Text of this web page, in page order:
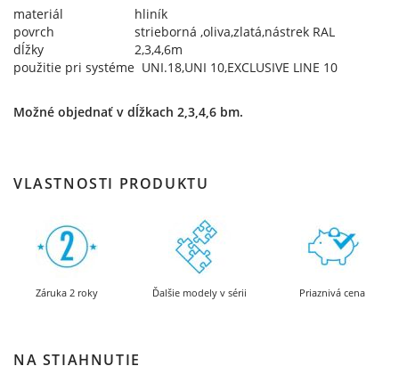
materiál
hliník
povrch
strieborná ,oliva,zlatá,nástrek RAL
dĺžky
2,3,4,6m
použitie pri systéme UNI.18,UNI 10,EXCLUSIVE LINE 10
Možné objednať v dĺžkach 2,3,4,6 bm.
VLASTNOSTI PRODUKTU
Záruka 2 roky Ďalšie modely v sérii Priaznivá cena
NA STIAHNUTIE